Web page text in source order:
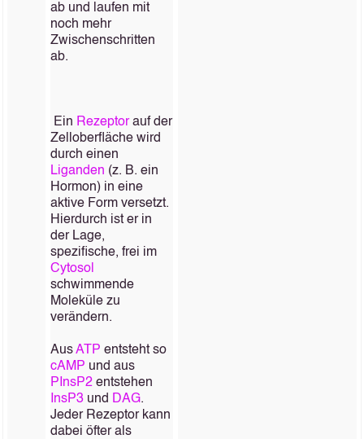
ab und laufen mit
noch mehr
Zwischenschritten
ab.
Ein Rezeptorauf der
Zelloberfläche wird
durch einen
Liganden (z. B. ein
Hormon) in eine
aktive Form versetzt.
Hierdurch ist er in
der Lage,
spezifische, frei im
Cytosol
schwimmende
Moleküle zu
verändern.
AusATP entsteht so
cAMP und aus
PInsP2entstehen
InsP3und DAG.
Jeder Rezeptor kann
dabei öfter als